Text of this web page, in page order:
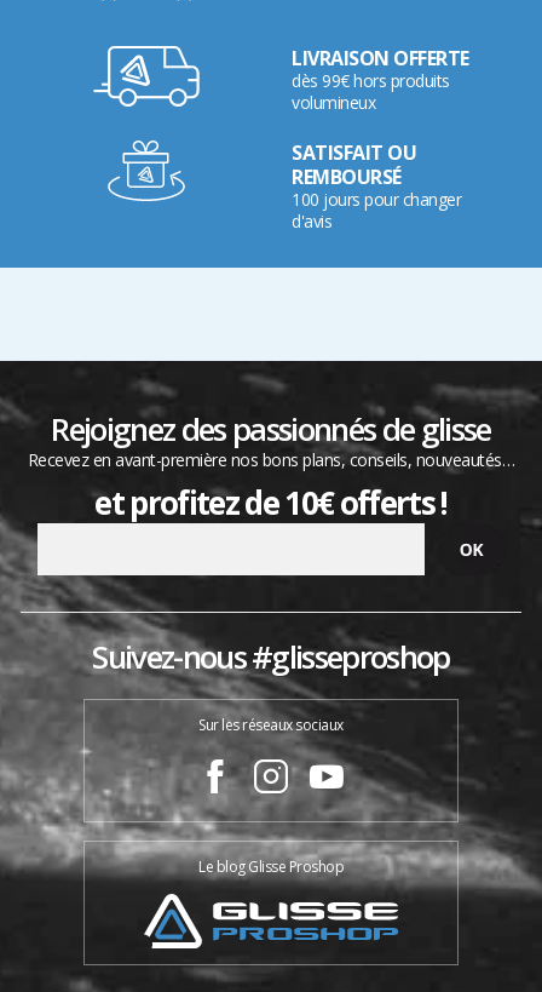
LIVRAISON OFFERTE
dès 99€ hors produits
volumineux
SATISFAIT OU
REMBOURSÉ
100 jours pour changer
d'avis
Rejoignez des passionnés de glisse
Recevez en avant-première nos bons plans, conseils, nouveautés…
et profitez de 10€ offerts !
Suivez-nous #glisseproshop
Sur les réseaux sociaux
Le blog Glisse Proshop